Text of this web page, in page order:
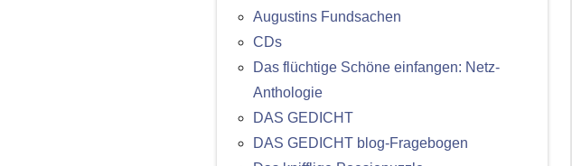
Augustins Fundsachen
CDs
Das flüchtige Schöne einfangen: Netz-
Anthologie
DAS GEDICHT
DAS GEDICHT blog-Fragebogen